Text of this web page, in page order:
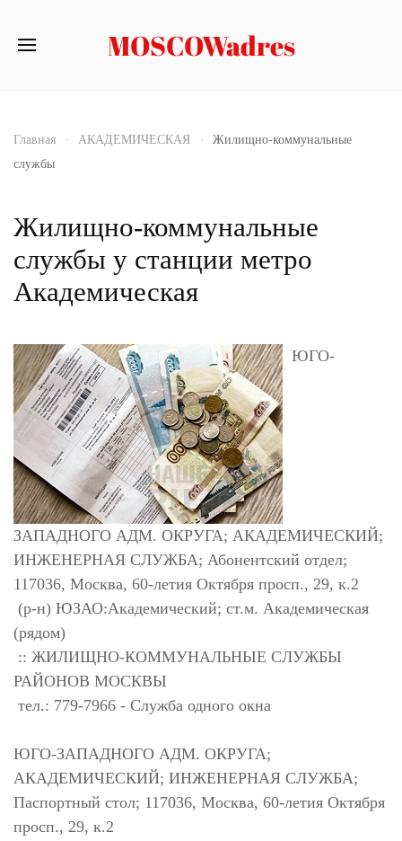
MOSCOWadres
Главная АКАДЕМИЧЕСКАЯ
Жилищно-коммунальные
службы
Жилищно-коммунальные
службы у станции метро
Академическая
ЮГО-
ЗАПАДНОГО АДМ. ОКРУГА; АКАДЕМИЧЕСКИЙ;
ИНЖЕНЕРНАЯ СЛУЖБА; Абонентский отдел;
117036, Москва, 60-летия Октября просп., 29, к.2
(р-н) ЮЗАО:Академический; ст.м. Академическая
(рядом)
:: ЖИЛИЩНО-КОММУНАЛЬНЫЕ СЛУЖБЫ
РАЙОНОВ МОСКВЫ
тел.: 779-7966 - Служба одного окна
ЮГО-ЗАПАДНОГО АДМ. ОКРУГА;
АКАДЕМИЧЕСКИЙ; ИНЖЕНЕРНАЯ СЛУЖБА;
Паспортный стол; 117036, Москва, 60-летия Октября
просп., 29, к.2